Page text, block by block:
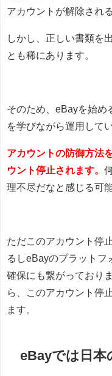
アカウントが解除され
しかし、正しい書類を
とも稀にあります。
そのため、eBayを始め
を学びながら運用して
アカウントの防御方法
ウント停止されます。
理不尽だなと感じる可
ただこのアカウント停
るしeBayのプラットフ
確保にも繋がっており
ら、このアカウント停
ます。
eBayでは日本